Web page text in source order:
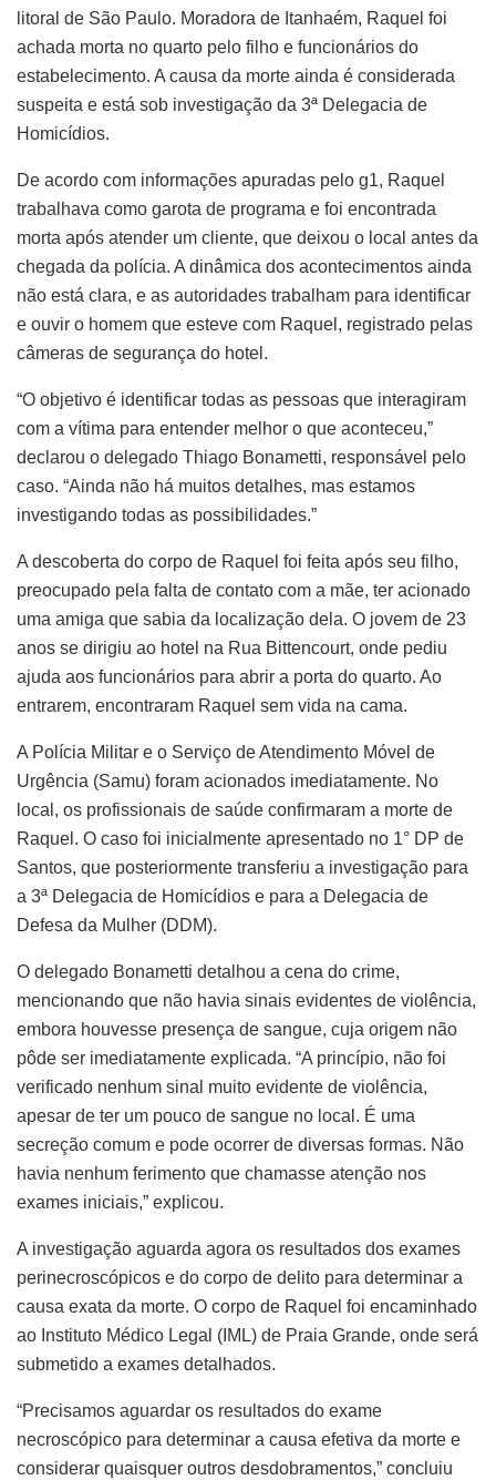
litoral de São Paulo. Moradora de Itanhaém, Raquel foi
achada morta no quarto pelo filho e funcionários do
estabelecimento. A causa da morte ainda é considerada
suspeita e está sob investigação da 3ª Delegacia de
Homicídios.
De acordo com informações apuradas pelo g1, Raquel
trabalhava como garota de programa e foi encontrada
morta após atender um cliente, que deixou o local antes da
chegada da polícia. A dinâmica dos acontecimentos ainda
não está clara, e as autoridades trabalham para identificar
e ouvir o homem que esteve com Raquel, registrado pelas
câmeras de segurança do hotel.
“O objetivo é identificar todas as pessoas que interagiram
com a vítima para entender melhor o que aconteceu,”
declarou o delegado Thiago Bonametti, responsável pelo
caso. “Ainda não há muitos detalhes, mas estamos
investigando todas as possibilidades.”
A descoberta do corpo de Raquel foi feita após seu filho,
preocupado pela falta de contato com a mãe, ter acionado
uma amiga que sabia da localização dela. O jovem de 23
anos se dirigiu ao hotel na Rua Bittencourt, onde pediu
ajuda aos funcionários para abrir a porta do quarto. Ao
entrarem, encontraram Raquel sem vida na cama.
A Polícia Militar e o Serviço de Atendimento Móvel de
Urgência (Samu) foram acionados imediatamente. No
local, os profissionais de saúde confirmaram a morte de
Raquel. O caso foi inicialmente apresentado no 1° DP de
Santos, que posteriormente transferiu a investigação para
a 3ª Delegacia de Homicídios e para a Delegacia de
Defesa da Mulher (DDM).
O delegado Bonametti detalhou a cena do crime,
mencionando que não havia sinais evidentes de violência,
embora houvesse presença de sangue, cuja origem não
pôde ser imediatamente explicada. “A princípio, não foi
verificado nenhum sinal muito evidente de violência,
apesar de ter um pouco de sangue no local. É uma
secreção comum e pode ocorrer de diversas formas. Não
havia nenhum ferimento que chamasse atenção nos
exames iniciais,” explicou.
A investigação aguarda agora os resultados dos exames
perinecroscópicos e do corpo de delito para determinar a
causa exata da morte. O corpo de Raquel foi encaminhado
ao Instituto Médico Legal (IML) de Praia Grande, onde será
submetido a exames detalhados.
“Precisamos aguardar os resultados do exame
necroscópico para determinar a causa efetiva da morte e
considerar quaisquer outros desdobramentos,” concluiu